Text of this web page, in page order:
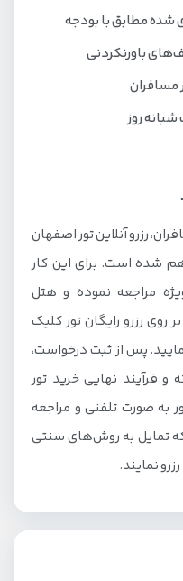
مطابق با بودجه
باورنکردنی
مسافران
روز
رزرو آنلاین تور اصفهان
شده است. برای این کار
مراجعه نموده و هتل
روی رزرو رایگان تور کلیک
پس از ثبت درخواست،
فرآیند نهایی خرید تور
به صورت تلفنی و مراجعه
تمایل به روش‌های سنتی
نمایند.